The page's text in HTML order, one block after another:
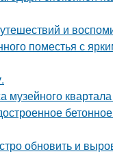
и
поместья с
квартала
обновить и